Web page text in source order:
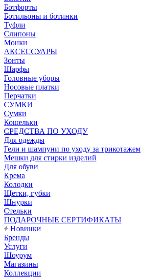
Ботфорты
Ботильоны и ботинки
Туфли
Слипоны
Монки
АКСЕССУАРЫ
Зонты
Шарфы
Головные уборы
Носовые платки
Перчатки
СУМКИ
Сумки
Кошельки
CРЕДСТВА ПО УХОДУ
Для одежды
Гели и шампуни по уходу за трикотажем
Мешки для стирки изделий
Для обуви
Крема
Колодки
Щетки, губки
Шнурки
Стельки
ПОДАРОЧНЫЕ СЕРТИФИКАТЫ
Новинки
Бренды
Услуги
Шоурум
Магазины
Коллекции